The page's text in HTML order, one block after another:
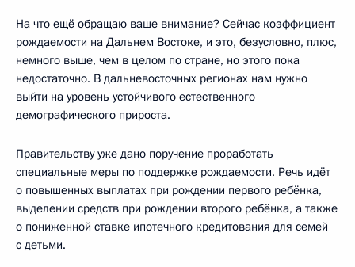
На что ещё обращаю ваше внимание? Сейчас коэффициент
рождаемости на Дальнем Востоке, и это, безусловно, плюс,
немного выше, чем в целом по стране, но этого пока
недостаточно. В дальневосточных регионах нам нужно
выйти на уровень устойчивого естественного
демографического прироста.
Правительству уже дано поручение проработать
специальные меры по поддержке рождаемости. Речь идёт
о повышенных выплатах при рождении первого ребёнка,
выделении средств при рождении второго ребёнка, а также
о пониженной ставке ипотечного кредитования для семей
с детьми.